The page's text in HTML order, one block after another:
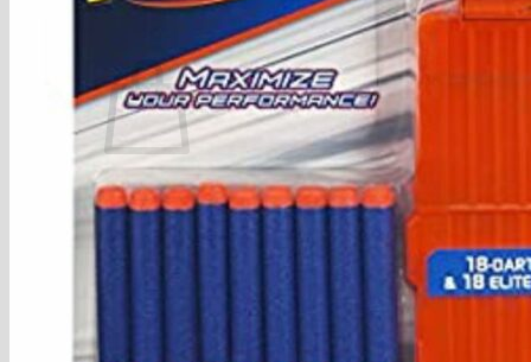
Acceder / Registrarse
No hay productos en el carrito.
Volver a la tienda
Registrate o Inicia Sesión con: